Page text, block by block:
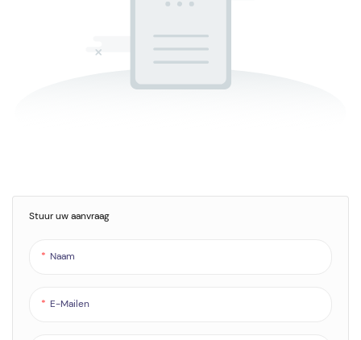
Stuur uw aanvraag
Naam
E-Mailen